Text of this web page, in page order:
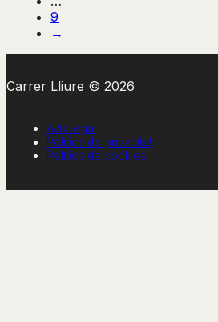
9
→
Carrer Lliure © 2026
Avís legal
Política de privacitat
Política de cookies